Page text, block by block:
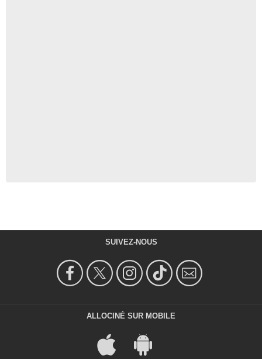
SUIVEZ-NOUS
ALLOCINÉ SUR MOBILE